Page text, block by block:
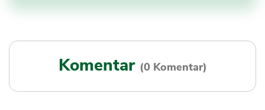
Komentar (0 Komentar)